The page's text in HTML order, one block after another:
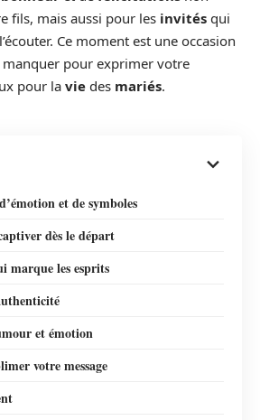
fils, mais aussi pour les invités qui
Ce moment est une occasion
manquer pour exprimer votre
pour la vie des mariés.
et de symboles
dès le départ
marque les esprits
et émotion
votre message